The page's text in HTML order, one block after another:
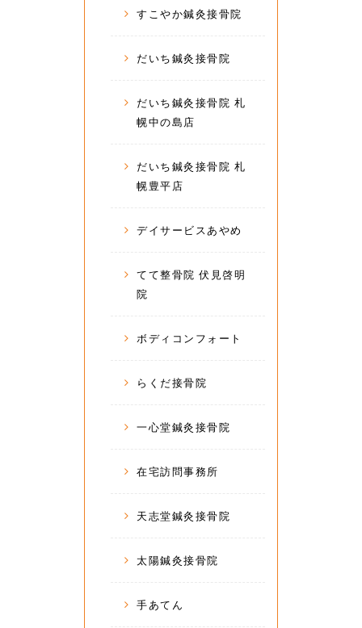
すこやか鍼灸接骨院
だいち鍼灸接骨院
だいち鍼灸接骨院 札
幌中の島店
だいち鍼灸接骨院 札
幌豊平店
デイサービスあやめ
てて整骨院 伏見啓明
院
ボディコンフォート
らくだ接骨院
一心堂鍼灸接骨院
在宅訪問事務所
天志堂鍼灸接骨院
太陽鍼灸接骨院
手あてん